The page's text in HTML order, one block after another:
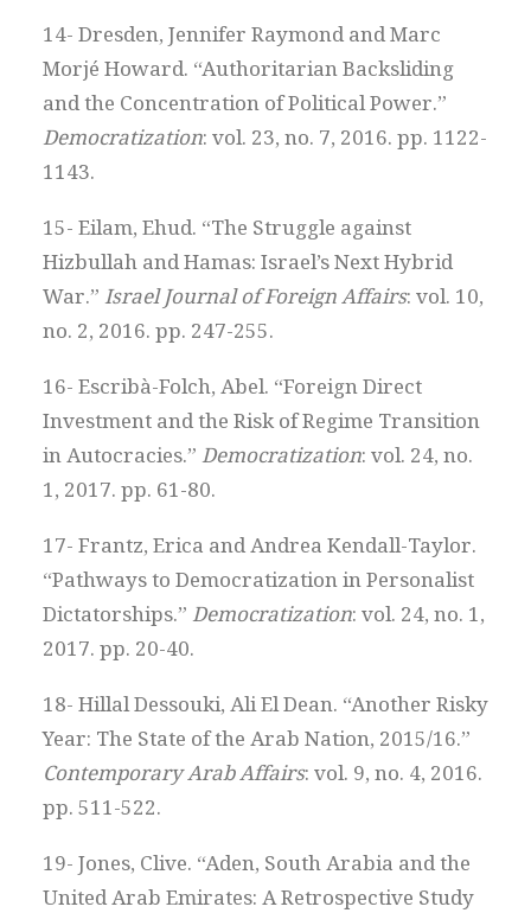
14- Dresden, Jennifer Raymond and Marc
Morjé Howard. “Authoritarian Backsliding
and the Concentration of Political Power.”
Democratization: vol. 23, no. 7, 2016. pp. 1122-
1143.
15- Eilam, Ehud. “The Struggle against
Hizbullah and Hamas: Israel’s Next Hybrid
War.”Israel Journal of Foreign Affairs: vol. 10,
no. 2, 2016. pp. 247-255.
16- Escribà-Folch, Abel. “Foreign Direct
Investment and the Risk of Regime Transition
in Autocracies.”Democratization: vol. 24, no.
1, 2017. pp. 61-80.
17- Frantz, Erica and Andrea Kendall-Taylor.
“Pathways to Democratization in Personalist
Dictatorships.”Democratization: vol. 24, no. 1,
2017. pp. 20-40.
18- Hillal Dessouki, Ali El Dean. “Another Risky
Year: The State of the Arab Nation, 2015/16.”
Contemporary Arab Affairs: vol. 9, no. 4, 2016.
pp. 511-522.
19- Jones, Clive. “Aden, South Arabia and the
United Arab Emirates: A Retrospective Study